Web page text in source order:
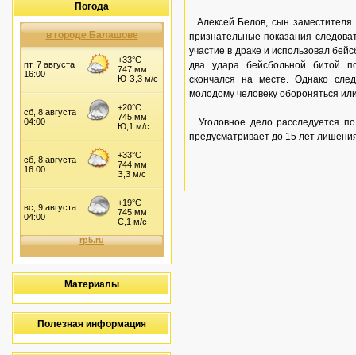
Погода
в городе Балашове
Материалы
Полезная информация
Алексей Белов, сын
признательные показания
участие в драке и использовал
два удара бейсбольной битой
скончался на месте. Однако
молодому человеку обороняться
Уголовное дело расследуется
предусматривает до 15 лет